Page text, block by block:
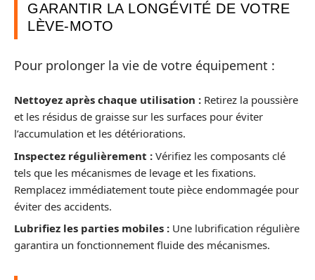
GARANTIR LA LONGÉVITÉ DE VOTRE
LÈVE-MOTO
Pour prolonger la vie de votre équipement :
Nettoyez après chaque utilisation : Retirez la poussière
et les résidus de graisse sur les surfaces pour éviter
l’accumulation et les détériorations.
Inspectez régulièrement : Vérifiez les composants clé
tels que les mécanismes de levage et les fixations.
Remplacez immédiatement toute pièce endommagée pour
éviter des accidents.
Lubrifiez les parties mobiles : Une lubrification régulière
garantira un fonctionnement fluide des mécanismes.